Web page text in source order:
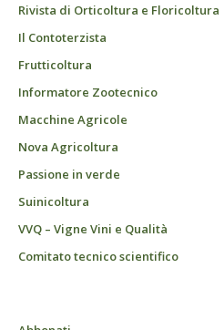
Rivista di Orticoltura e Floricoltura
Il Contoterzista
Frutticoltura
Informatore Zootecnico
Macchine Agricole
Nova Agricoltura
Passione in verde
Suinicoltura
VVQ – Vigne Vini e Qualità
Comitato tecnico scientifico